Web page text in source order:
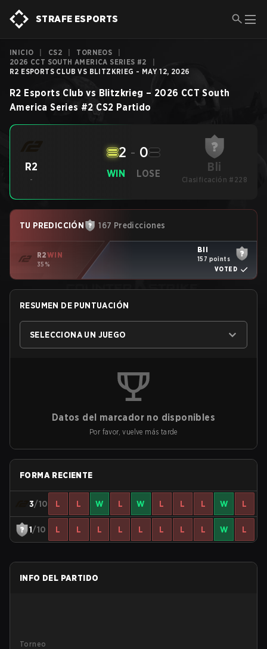
STRAFE ESPORTS
INICIO CS2 TORNEOS
2026 CCT SOUTH AMERICA SERIES #2
R2 ESPORTS CLUB VS BLITZKRIEG - MAY 12, 2026
R2 Esports Club vs Blitzkrieg – 2026 CCT South
America Series #2 CS2 Partido
R2
-
WIN
2 - 0
LOSE Bli
Clasificación #228
TU PREDICCIÓN 167 Predicciones
R2WIN
35%
Bli
157 points
VOTED
RESUMEN DE PUNTUACIÓN
SELECCIONA UN JUEGO
Datos del marcador no disponibles
Por favor, vuelve más tarde
FORMA RECIENTE
3/10 L L W L W L L L W L
1/10 L L L L L L L L W L
INFO DEL PARTIDO
Torneo